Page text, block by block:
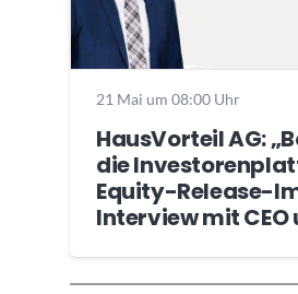
21 Mai um 08:00 Uhr
HausVorteil AG:
die
Equity-Release-
Interview mit CEO